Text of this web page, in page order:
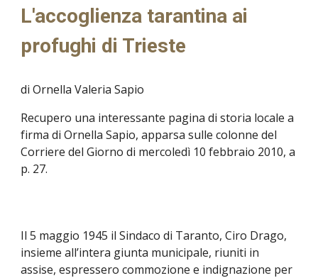
L'accoglienza tarantina ai
profughi di Trieste
di Ornella Valeria Sapio
Recupero una interessante pagina di storia locale a
firma di Ornella Sapio, apparsa sulle colonne del
Corriere del Giorno di mercoledì 10 febbraio 2010, a
p. 27.
Il 5 maggio 1945 il Sindaco di Taranto, Ciro Drago,
insieme all’intera giunta municipale, riuniti in
assise, espressero commozione e indignazione per